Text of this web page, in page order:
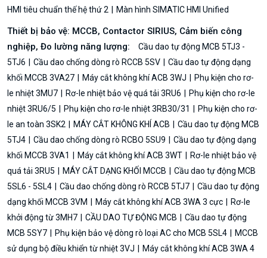
HMI tiêu chuẩn thế hệ thứ 2
Màn hình SIMATIC HMI Unified
Thiết bị bảo vệ: MCCB, Contactor SIRIUS, Cảm biến công
nghiệp, Đo lường năng lượng:
Cầu dao tự động MCB 5TJ3 -
5TJ6
Cầu dao chống dòng rò RCCB 5SV
Cầu dao tự động dạng
khối MCCB 3VA27
Máy cắt không khí ACB 3WJ
Phụ kiện cho rơ-
le nhiệt 3MU7
Rơ-le nhiệt bảo vệ quá tải 3RU6
Phụ kiện cho rơ-le
nhiệt 3RU6/5
Phụ kiện cho rơ-le nhiệt 3RB30/31
Phụ kiện cho rơ-
le an toàn 3SK2
MÁY CẮT KHÔNG KHÍ ACB
Cầu dao tự động MCB
5TJ4
Cầu dao chống dòng rò RCBO 5SU9
Cầu dao tự động dạng
khối MCCB 3VA1
Máy cắt không khí ACB 3WT
Rơ-le nhiệt bảo vệ
quá tải 3RU5
MÁY CẮT DẠNG KHỐI MCCB
Cầu dao tự động MCB
5SL6 - 5SL4
Cầu dao chống dòng rò RCCB 5TJ7
Cầu dao tự động
dạng khối MCCB 3VM
Máy cắt không khí ACB 3WA 3 cực
Rơ-le
khởi động từ 3MH7
CẦU DAO TỰ ĐỘNG MCB
Cầu dao tự động
MCB 5SY7
Phụ kiện bảo vệ dòng rò loại AC cho MCB 5SL4
MCCB
sử dụng bộ điều khiển từ nhiệt 3VJ
Máy cắt không khí ACB 3WA 4